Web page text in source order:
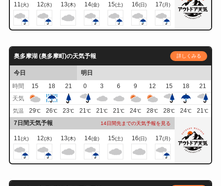
11(火) 12(水) 13(木) 14(金) 15(土) 16(日) 17(月)
奥多摩湖 (奥多摩町)の天気予報 詳しくみる
今日
明日
時間
15 18 21 0 3 6 9 12 15 18
21
天気
気温 29℃ 26℃ 23℃ 21℃ 21℃ 21℃ 24℃ 28℃ 28℃ 24℃ 21℃
7日間天気予報 14日間先までの天気予報を見る
11(火) 12(水) 13(木) 14(金) 15(土) 16(日) 17(月)